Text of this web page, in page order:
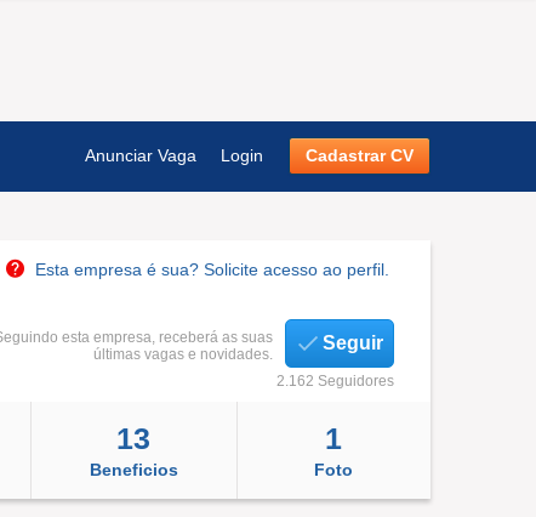
Anunciar Vaga Login Cadastrar CV
Esta empresa é sua? Solicite acesso ao perfil.
esta empresa, receberá as suas
últimas vagas e novidades.
Seguir
2.162 Seguidores
13
Beneficios
1
Foto